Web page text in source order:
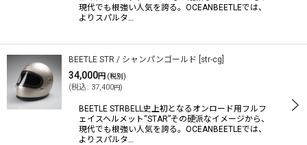
現代でも根強い人気を誇る。OCEANBEETLEでは、
よりスパルタ…
BEETLE STR / シャンパンゴールド str-cg
34,000円 (税別)
(税込: 37,400円)
BEETLE STRBELL史上初となるオンロード用フルフ
ェイスヘルメット“STAR”その硬派なイメージから、
現代でも根強い人気を誇る。OCEANBEETLEでは、
よりスパルタ…